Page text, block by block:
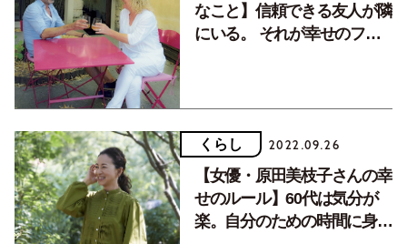
なこと】信頼できる友人が隣
にいる。 それが幸せのファ
くらし 2022.09.26
【女優・原田美枝子さんの幸
せのルール】60代は気分が
楽。自分のための時間に身を